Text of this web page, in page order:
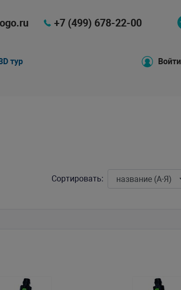
+7 (499) 678-22-00
тур Войти
Сортировать: